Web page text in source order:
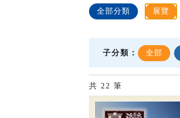
全部分類 展覽
子分類： 全部
共 22 筆